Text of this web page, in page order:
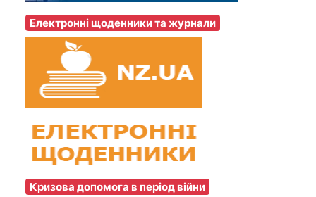
Електронні щоденники та журнали
Кризова допомога в період війни